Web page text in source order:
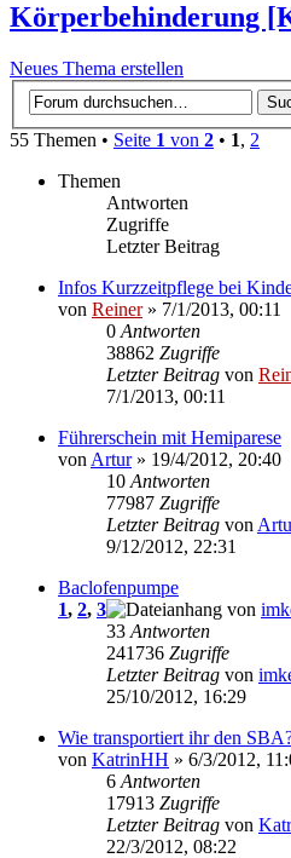
Körperbehinderung
Neues Thema erstellen
55 Themen • Seite 1 von 2 • 1, 2
Themen
Antworten
Zugriffe
Letzter Beitrag
Infos Kurzzeitpflege bei
von Reiner» 7/1/2013, 00:11
0 Antworten
38862 Zugriffe
Letzter Beitrag von
7/1/2013, 00:11
Führerschein mit Hemiparese
von Artur» 19/4/2012, 20:40
10 Antworten
77987 Zugriffe
Letzter Beitrag von
9/12/2012, 22:31
Baclofenpumpe
1, 2, 3 von
33 Antworten
241736 Zugriffe
Letzter Beitrag von
25/10/2012, 16:29
Wie transportiert ihr den
von KatrinHH » 6/3/2012,
6 Antworten
17913 Zugriffe
Letzter Beitrag von
22/3/2012, 08:22